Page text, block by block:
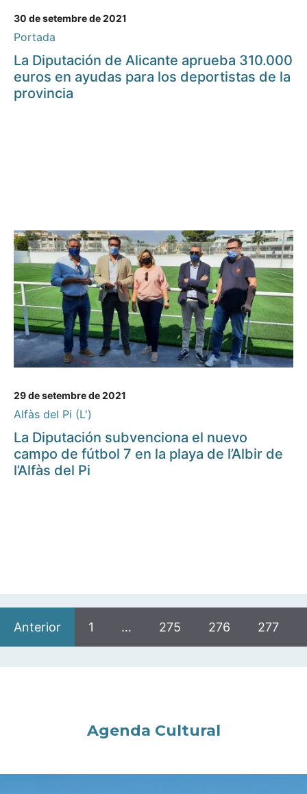
30 de setembre de 2021
Portada
La Diputación de Alicante aprueba 310.000
euros en ayudas para los deportistas de la
provincia
29 de setembre de 2021
Alfàs del Pi (L')
La Diputación subvenciona el nuevo
campo de fútbol 7 en la playa de l’Albir de
l’Alfàs del Pi
Anterior 1 … 275 276 277
Agenda Cultural